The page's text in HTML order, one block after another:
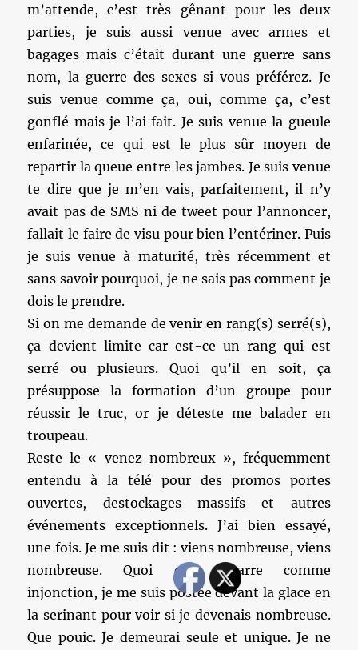
m’attende, c’est très gênant pour les deux
parties, je suis aussi venue avec armes et
bagages mais c’était durant une guerre sans
nom, la guerre des sexes si vous préférez. Je
suis venue comme ça, oui, comme ça, c’est
gonflé mais je l’ai fait. Je suis venue la gueule
enfarinée, ce qui est le plus sûr moyen de
repartir la queue entre les jambes. Je suis venue
te dire que je m’en vais, parfaitement, il n’y
avait pas de SMS ni de tweet pour l’annoncer,
fallait le faire de visu pour bien l’entériner. Puis
je suis venue à maturité, très récemment et
sans savoir pourquoi, je ne sais pas comment je
dois le prendre.
Si on me demande de venir en rang(s) serré(s),
ça devient limite car est-ce un rang qui est
serré ou plusieurs. Quoi qu’il en soit, ça
présuppose la formation d’un groupe pour
réussir le truc, or je déteste me balader en
troupeau.
Reste le « venez nombreux », fréquemment
entendu à la télé pour des promos portes
ouvertes, destockages massifs et autres
événements exceptionnels. J’ai bien essayé,
une fois. Je me suis dit : viens nombreuse, viens
nombreuse. Quoi que bizarre comme
injonction, je me suis postée devant la glace en
la serinant pour voir si je devenais nombreuse.
Que pouic. Je demeurai seule et unique. Je ne